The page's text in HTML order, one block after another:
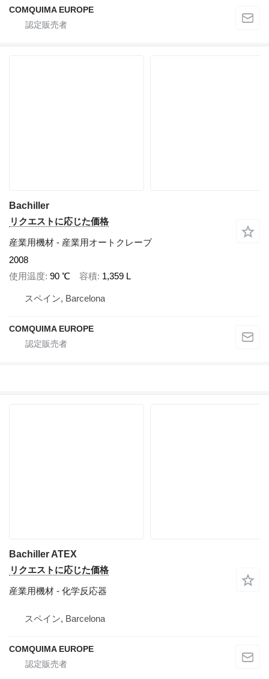
COMQUIMA EUROPE
Bachiller
リクエストに応じた価格
産業用機材 - 産業用オートクレーブ
2008
使用温度 90 ℃ 容積 1,359 L
スペイン, Barcelona
COMQUIMA EUROPE
Bachiller ATEX
リクエストに応じた価格
産業用機材 - 化学反応器
スペイン, Barcelona
COMQUIMA EUROPE